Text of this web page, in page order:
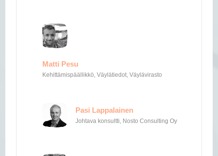
Matti Pesu
Kehittämispäällikkö, Väylätiedot, Väylävirasto
Pasi Lappalainen
Johtava konsultti, Nosto Consulting Oy